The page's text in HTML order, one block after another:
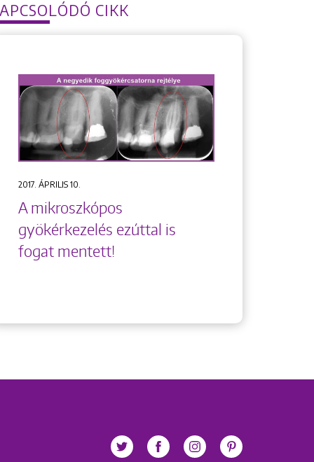
CIKK
2017. ÁPRILIS 10.
A mikroszkópos
gyökérkezelés ezúttal is
fogat mentett!